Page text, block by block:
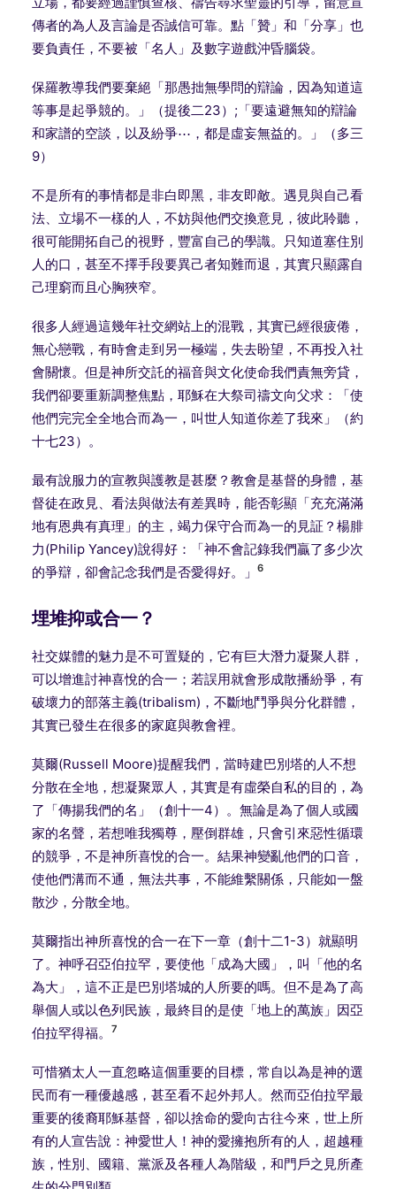
傳者的為人及言論是否誠信可靠。點「贊」和「分享」也
要負責任，不要被「名人」及數字遊戲沖昏腦袋。
保羅教導我們要棄絕「那愚拙無學問的辯論，因為知道這
等事是起爭競的。」（提後二23）;「要遠避無知的辯論
和家譜的空談，以及紛爭⋯，都是虛妄無益的。」（多三
9）
不是所有的事情都是非白即黑，非友即敵。遇見與自己看
法、立場不一樣的人，不妨與他們交換意見，彼此聆聽，
很可能開拓自己的視野，豐富自己的學識。只知道塞住別
人的口，甚至不擇手段要異己者知難而退，其實只顯露自
己理窮而且心胸狹窄。
很多人經過這幾年社交網站上的混戰，其實已經很疲倦，
無心戀戰，有時會走到另一極端，失去盼望，不再投入社
會關懷。但是神所交託的福音與文化使命我們責無旁貸，
我們卻要重新調整焦點，耶穌在大祭司禱文向父求：「使
他們完完全全地合而為一，叫世人知道你差了我來」（約
十七23）。
最有說服力的宣教與護教是甚麼？教會是基督的身體，基
督徒在政見、看法與做法有差異時，能否彰顯「充充滿滿
地有恩典有真理」的主，竭力保守合而為一的見証？楊腓
力(Philip Yancey)說得好：「神不會記錄我們贏了多少次
的爭辯，卻會記念我們是否愛得好。」
6
埋堆抑或合一？
社交媒體的魅力是不可置疑的，它有巨大潛力凝聚人群，
可以增進討神喜悅的合一；若誤用就會形成散播紛爭，有
破壞力的部落主義(tribalism)，不斷地鬥爭與分化群體，
其實已發生在很多的家庭與教會裡。
莫爾(Russell Moore)提醒我們，當時建巴別塔的人不想
分散在全地，想凝聚眾人，其實是有虛榮自私的目的，為
了「傳揚我們的名」（創十一4）。無論是為了個人或國
家的名聲，若想唯我獨尊，壓倒群雄，只會引來惡性循環
的競爭，不是神所喜悅的合一。結果神變亂他們的口音，
使他們溝而不通，無法共事，不能維繫關係，只能如一盤
散沙，分散全地。
莫爾指出神所喜悅的合一在下一章（創十二1-3）就顯明
了。神呼召亞伯拉罕，要使他「成為大國」，叫「他的名
為大」，這不正是巴別塔城的人所要的嗎。但不是為了高
舉個人或以色列民族，最終目的是使「地上的萬族」因亞
伯拉罕得福。
7
可惜猶太人一直忽略這個重要的目標，常自以為是神的選
民而有一種優越感，甚至看不起外邦人。然而亞伯拉罕最
重要的後裔耶穌基督，卻以捨命的愛向古往今來，世上所
有的人宣告說：神愛世人！神的愛擁抱所有的人，超越種
族，性別、國籍、黨派及各種人為階級，和門戶之見所產